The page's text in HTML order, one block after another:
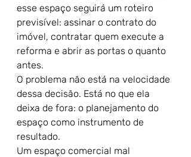
esse espaço seguirá um roteiro
previsível: assinar o contrato do
imóvel, contratar quem execute a
reforma e abrir as portas o quanto
antes.
O problema não está na velocidade
dessa decisão. Está no que ela
deixa de fora: o planejamento do
espaço como instrumento de
resultado.
Um espaço comercial mal